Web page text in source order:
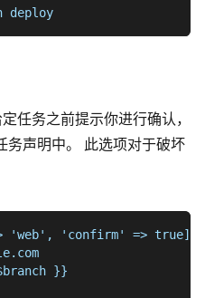
deploy
任务之前提示你进行确认，
务声明中。 此选项对于破坏
'web', 'confirm' => true])
}}